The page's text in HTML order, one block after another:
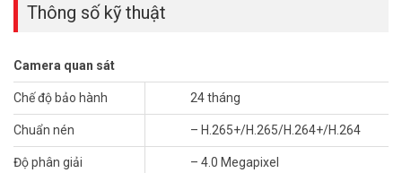
Thông số kỹ thuật
Camera quan sát
Chế độ bảo hành 24 tháng
Chuẩn nén – H.265+/H.265/H.264+/H.264
Độ phân giải – 4.0 Megapixel